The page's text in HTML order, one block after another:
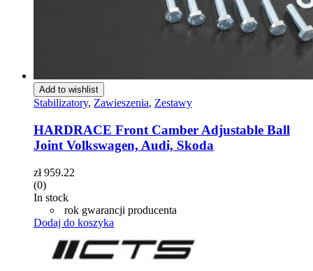
Add to wishlist
Stabilizatory, Zawieszenia, Zestawy
HARDRACE Front Camber Adjustable Ball
Joint Volkswagen, Audi, Skoda
zł959.22
(0)
In stock
rok gwarancji producenta
Dodaj do koszyka